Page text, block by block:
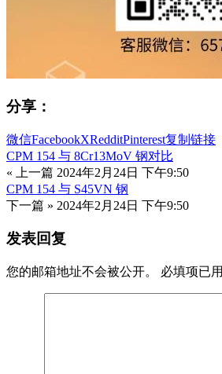
分享：
微信FacebookXRedditPinterest复制链接
CPM 154 与 8Cr13MoV 钢对比
« 上一篇 2024年2月24日 下午9:50
CPM 154 与 S45VN 钢
下一篇 » 2024年2月24日 下午9:50
发表回复
您的邮箱地址不会被公开。 必填项已用